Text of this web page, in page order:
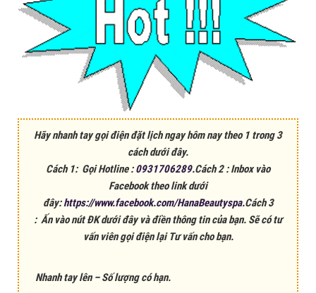
Hãy nhanh tay gọi điện đặt lịch ngay hôm nay theo 1 trong 3
cách dưới đây.
Cách 1: Gọi Hotline :0931706289.Cách 2 : Inbox vào
Facebook theo link dưới
đây:https://www.facebook.com/HanaBeautyspa.Cách 3
: Ấn vào nút ĐK dưới đây và điền thông tin của bạn. Sẽ có tư
vấn viên gọi điện lại Tư vấn cho bạn.
Nhanh tay lên – Số lượng có hạn.